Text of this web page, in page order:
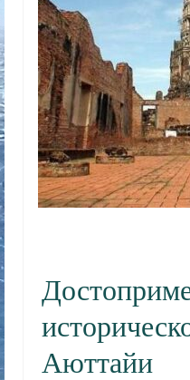
Аюттайи